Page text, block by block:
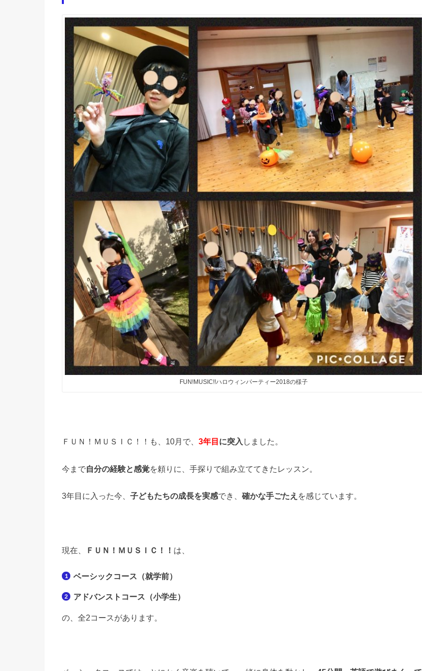
FUN!MUSIC!!ハロウィンパーティー2018の様子
ＦＵＮ！ＭＵＳＩＣ！！も、10月で、 3年目に突入 しました。
今まで自分の経験と感覚を頼りに、手探りで組み立ててきたレッスン。
3年目に入った今、 子どもたちの成長を実感でき、 確かな手ごたえ を感じています。
現在、 ＦＵＮ！ＭＵＳＩＣ！！ は、
ベーシックコース（就学前）
アドバンストコース（小学生）
の、全2コースがあります。